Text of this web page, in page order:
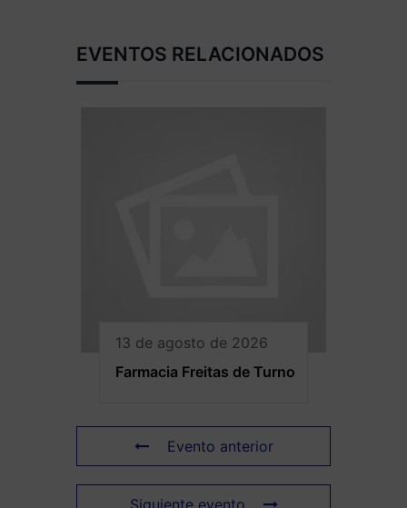
EVENTOS RELACIONADOS
13 de agosto de 2026
Farmacia Freitas de Turno
Evento anterior
Siguiente evento